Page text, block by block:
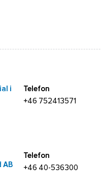
i
Telefon
+46 752413571
AB
Telefon
+46 40-536300